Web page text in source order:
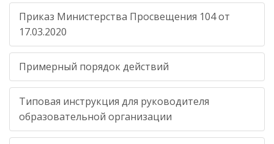
Приказ Министерства Просвещения 104 от
17.03.2020
Примерный порядок действий
Типовая инструкция для руководителя
образовательной организации